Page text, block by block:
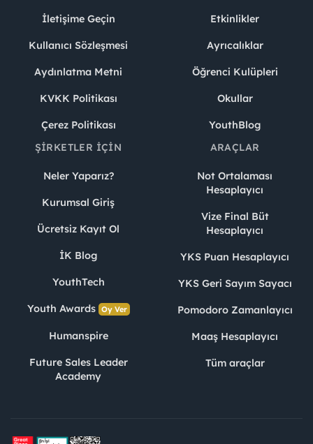
İletişime Geçin
Kullanıcı Sözleşmesi
Aydınlatma Metni
KVKK Politikası
Çerez Politikası
Etkinlikler
Ayrıcalıklar
Öğrenci Kulüpleri
Okullar
YouthBlog
ŞIRKETLER İÇIN
Neler Yaparız?
Kurumsal Giriş
Ücretsiz Kayıt Ol
İK Blog
YouthTech
Youth Awards Oy Ver
Humanspire
Future Sales Leader
Academy
ARAÇLAR
Not Ortalaması
Hesaplayıcı
Vize Final Büt
Hesaplayıcı
YKS Puan Hesaplayıcı
YKS Geri Sayım Sayacı
Pomodoro Zamanlayıcı
Maaş Hesaplayıcı
Tüm araçlar